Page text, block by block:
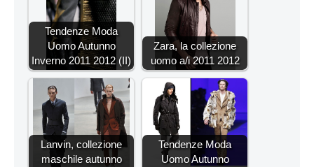
Tendenze Moda
Uomo Autunno
Inverno 2011 2012 (II)
Zara, la collezione
uomo a/i 2011 2012
Lanvin, collezione
maschile autunno
Tendenze Moda
Uomo Autunno